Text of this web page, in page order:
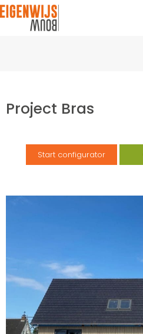
Project Bras
Start configurator